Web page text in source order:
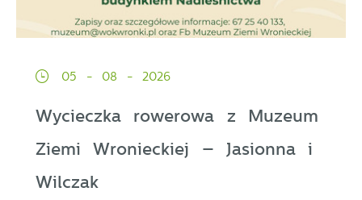
05 - 08 - 2026
Wycieczka rowerowa z Muzeum
Ziemi Wronieckiej – Jasionna i
Wilczak